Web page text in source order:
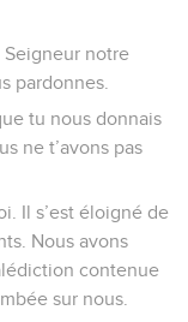
Seigneur notre
pardonnes.
tu nous donnais
ne t’avons pas
Il s’est éloigné de
Nous avons
contenue
sur nous.